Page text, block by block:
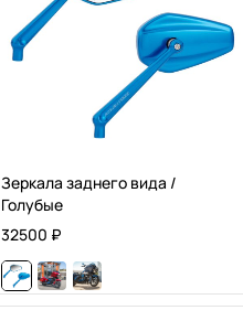
Зеркала заднего вида /
Голубые
32500 ₽